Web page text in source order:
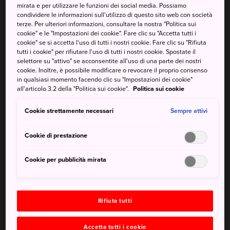
qui a Hirado.
Tradizionalmente nota come Firando, Hirado era il porto di
scalo delle navi che collegavano il continente asiatico e il
Giappone fin dal periodo Nara. La maggior parte degli
scambi avveniva presso la base commerciale olandese di
Hirado, costruita nel 1609.
tuttora esistente, e ammirare al contempo il magnifico
Da non perdere
ammirare la fioritura delle azalee (tsutsuji)
mirata e per utilizzare le funzioni dei social media. Possiamo
condividere le informazioni sull'utilizzo di questo sito web con società
terze. Per ulteriori informazioni, consultare la nostra "Politica sui
cookie" e le "Impostazioni dei cookie". Fare clic su "Accetta tutti i
cookie" se si accetta l'uso di tutti i nostri cookie. Fare clic su "Rifiuta
tutti i cookie" per rifiutare l'uso di tutti i nostri cookie. Spostate il
selettore su "attivo" se acconsentite all'uso di una parte dei nostri
cookie. Inoltre, è possibile modificare o revocare il proprio consenso
in qualsiasi momento facendo clic su "Impostazioni dei cookie"
all'articolo 3.2 della "Politica sui cookie". Politica sui cookie
Cookie strettamente necessari Sempre attivi
Cookie di prestazione
Cookie per pubblicità mirata
Rifiuta tutti
Accetta tutti i cookie